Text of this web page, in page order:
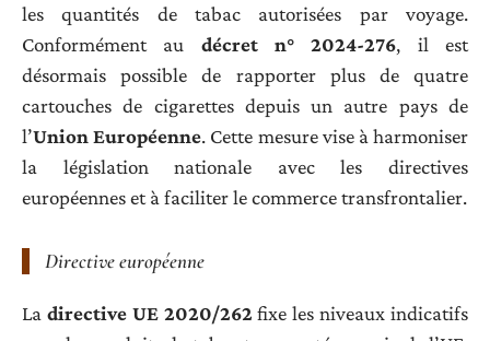
les quantités de tabac autorisées par voyage.
Conformément au décret n° 2024-276, il est
désormais possible de rapporter plus de quatre
cartouches de cigarettes depuis un autre pays de
l’Union Européenne. Cette mesure vise à harmoniser
la législation nationale avec les directives
européennes et à faciliter le commerce transfrontalier.
Directive européenne
La directive UE 2020/262 fixe les niveaux indicatifs